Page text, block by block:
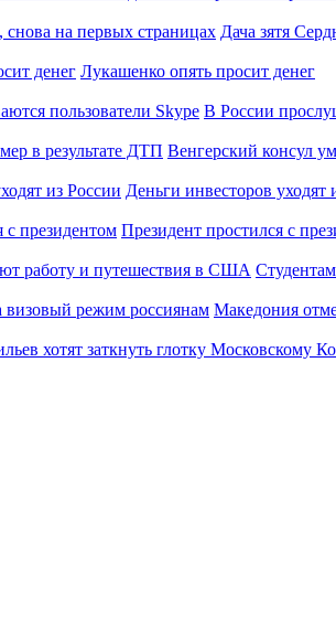
Дача зятя
Лукашенко опять просит денег
В России
Венгерский консул
Деньги инвесторов уходят
Президент простился с
Македония